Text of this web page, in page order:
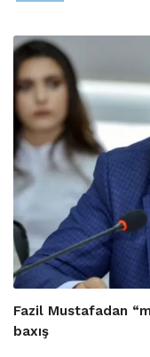
Fazil Mustafadan
baxış